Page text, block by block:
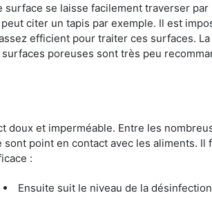
se laisse facilement traverser
citer un tapis par exemple. Il est
efficient pour traiter ces surfaces.
poreuses sont très peu
et imperméable. Entre les
point en contact avec les aliments. Il
:
Ensuite suit le niveau de la